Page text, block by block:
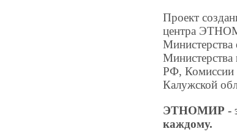
Проект
центра
РФ,
Калужской
ЭТНОМИР -
каждому.